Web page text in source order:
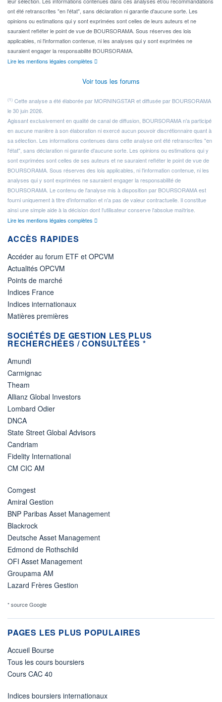
ont été retranscrites "en l'état", sans déclaration ni garantie d'aucune sorte. Les
opinions ou estimations qui y sont exprimées sont celles de leurs auteurs et ne
sauraient refléter le point de vue de BOURSORAMA. Sous réserves des lois
applicables, ni l'information contenue, ni les analyses qui y sont exprimées ne
sauraient engager la responsabilité BOURSORAMA.
Lire les mentions légales complètes
Voir tous les forums
(1) Cette analyse a été élaborée par MORNINGSTAR et diffusée par BOURSORAMA
le 30 juin 2026.
Agissant exclusivement en qualité de canal de diffusion, BOURSORAMA n'a participé
en aucune manière à son élaboration ni exercé aucun pouvoir discrétionnaire quant à
sa sélection. Les informations contenues dans cette analyse ont été retranscrites "en
l'état", sans déclaration ni garantie d'aucune sorte. Les opinions ou estimations qui y
sont exprimées sont celles de ses auteurs et ne sauraient refléter le point de vue de
BOURSORAMA. Sous réserves des lois applicables, ni l'information contenue, ni les
analyses qui y sont exprimées ne sauraient engager la responsabilité de
BOURSORAMA. Le contenu de l'analyse mis à disposition par BOURSORAMA est
fourni uniquement à titre d'information et n'a pas de valeur contractuelle. Il constitue
ainsi une simple aide à la décision dont l'utilisateur conserve l'absolue maîtrise.
Lire les mentions légales complètes
ACCÈS RAPIDES
Accéder au forum ETF et OPCVM
Actualités OPCVM
Points de marché
Indices France
Indices internationaux
Matières premières
SOCIÉTÉS DE GESTION LES PLUS
RECHERCHÉES / CONSULTÉES *
Amundi
Carmignac
Theam
Allianz Global Investors
Lombard Odier
DNCA
State Street Global Advisors
Candriam
Fidelity International
CM CIC AM
Comgest
Amiral Gestion
BNP Paribas Asset Management
Blackrock
Deutsche Asset Management
Edmond de Rothschild
OFI Asset Management
Groupama AM
Lazard Frères Gestion
* source Google
PAGES LES PLUS POPULAIRES
Accueil Bourse
Tous les cours boursiers
Cours CAC 40
Indices boursiers internationaux